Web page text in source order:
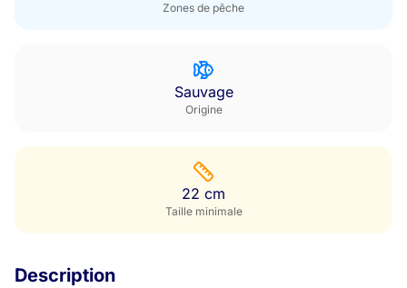
Zones de pêche
Sauvage
Origine
22 cm
Taille minimale
Description